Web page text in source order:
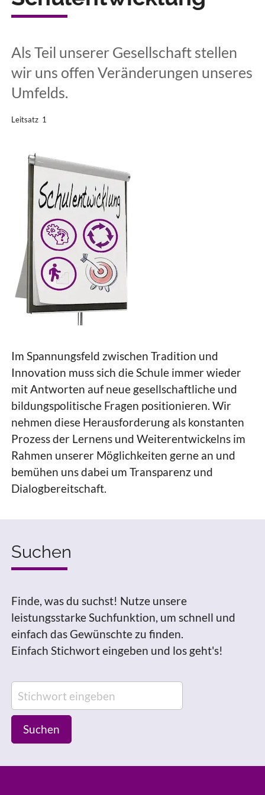
Als Teil unserer Gesellschaft stellen
wir uns offen Veränderungen unseres
Umfelds.
Leitsatz 1
Im Spannungsfeld zwischen Tradition und
Innovation muss sich die Schule immer wieder
mit Antworten auf neue gesellschaftliche und
bildungspolitische Fragen positionieren. Wir
nehmen diese Herausforderung als konstanten
Prozess der Lernens und Weiterentwickelns im
Rahmen unserer Möglichkeiten gerne an und
bemühen uns dabei um Transparenz und
Dialogbereitschaft.
Suchen
Finde, was du suchst! Nutze unsere
leistungsstarke Suchfunktion, um schnell und
einfach das Gewünschte zu finden.
Einfach Stichwort eingeben und los geht's!
Suchen